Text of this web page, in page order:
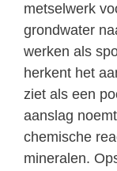
metselwerk
grondwater
werken als
herkent het
ziet als een
aanslag
chemische
mineralen.